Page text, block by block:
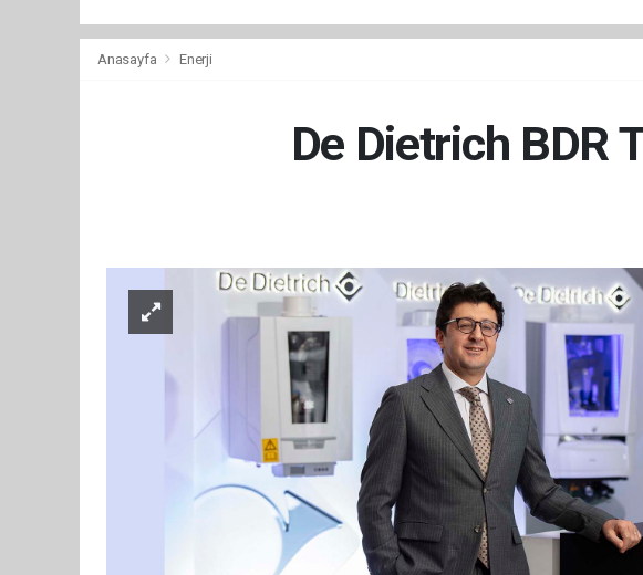
Anasayfa Enerji
De Dietrich BDR